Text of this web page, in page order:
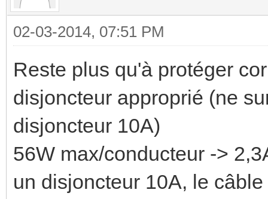
02-03-2014, 07:51 PM
Reste plus qu'à protéger
disjoncteur approprié (ne
disjoncteur 10A)
56W max/conducteur ->
un disjoncteur 10A, le